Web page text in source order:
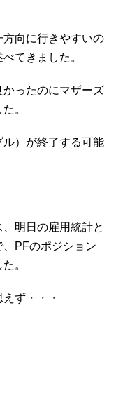
方向に行きやすいの
てきました。
ったのにマザーズ
。
）が終了する可能
明日の雇用統計と
PFのポジション
。
ず・・・